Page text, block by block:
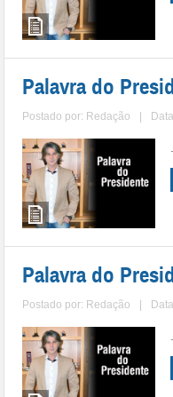
Palavra do
Postado por: Redação
Palavra do
Postado por: Redação